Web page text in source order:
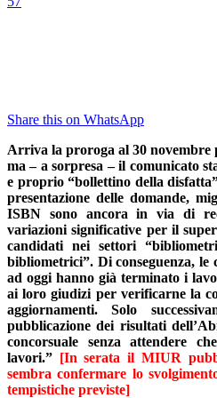
Share this on WhatsApp
Arriva la proroga al 30 novembre
ma – a sorpresa – il comunicato
e proprio “bollettino della
presentazione delle domande,
ISBN sono ancora in via di
variazioni significative per il
candidati nei settori
bibliometrici”. Di conseguenza, le
ad oggi hanno già terminato i
ai loro giudizi per verificarne la
aggiornamenti. Solo
pubblicazione dei risultati
concorsuale senza attendere
lavori.” [In serata il MIUR
sembra confermare lo
tempistiche previste]